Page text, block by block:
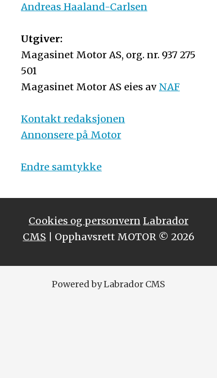
Andreas Haaland-Carlsen
Utgiver:
Magasinet Motor AS, org. nr. 937 275
501
Magasinet Motor AS eies av NAF
Kontakt redaksjonen
Annonsere på Motor
Endre samtykke
Cookies og personvern Labrador
CMS | Opphavsrett MOTOR © 2026
Powered by Labrador CMS